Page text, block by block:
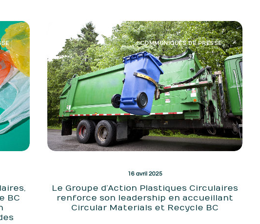
BC
COMMUNIQUÉS DE PRESSE
16 avril 2025
Le Groupe d’Action Plastiques Circulaires
renforce son leadership en accueillant
Circular Materials et Recycle BC